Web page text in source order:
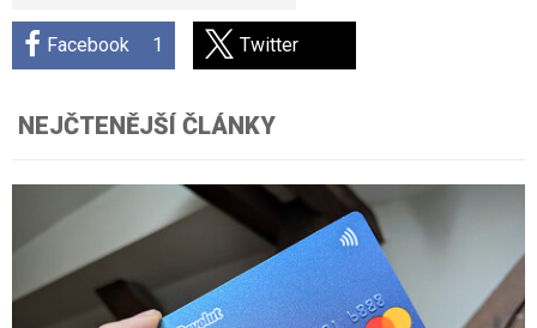
Facebook 1 Twitter
NEJČTENĚJŠÍ ČLÁNKY